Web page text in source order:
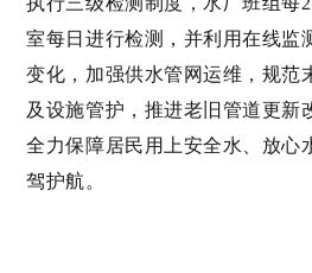
室每日进行检测 ，并利用在线监
变化，加强供水管网运维，规范
及设施管护，推进老旧管道更新
全力保障居民用上安全水、放心
驾护航。